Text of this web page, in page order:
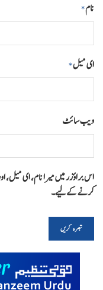
نام*
ای میل*
ویب‌ سائٹ
اس براؤزر میں میرا نام، ای میل،
کرنے کےلیے۔